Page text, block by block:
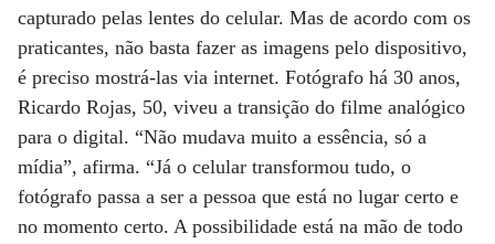
capturado pelas lentes do celular. Mas de acordo com os
praticantes, não basta fazer as imagens pelo dispositivo,
é preciso mostrá-las via internet. Fotógrafo há 30 anos,
Ricardo Rojas, 50, viveu a transição do filme analógico
para o digital. “Não mudava muito a essência, só a
mídia”, afirma. “Já o celular transformou tudo, o
fotógrafo passa a ser a pessoa que está no lugar certo e
no momento certo. A possibilidade está na mão de todo